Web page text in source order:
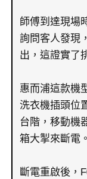
師傅到達現場
詢問客人發現，
出，這證實了
惠而浦這款機
洗衣機插頭位
台階，移動機
箱大掣來斷電。
斷電重啟後，